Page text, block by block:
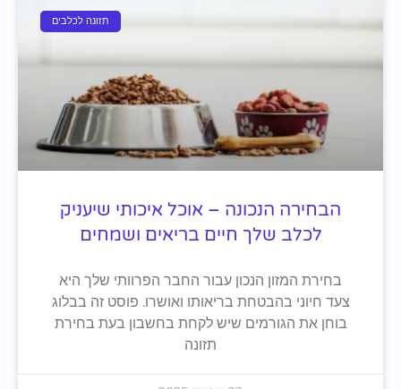
תזונה לכלבים
הבחירה הנכונה – אוכל איכותי שיעניק
לכלב שלך חיים בריאים ושמחים
בחירת המזון הנכון עבור החבר הפרוותי שלך היא
צעד חיוני בהבטחת בריאותו ואושרו. פוסט זה בבלוג
בוחן את הגורמים שיש לקחת בחשבון בעת בחירת
תזונה